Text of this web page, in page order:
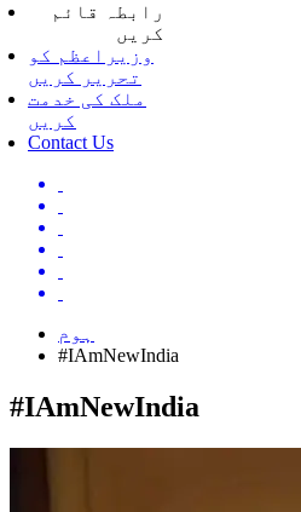
رابطہ قائم
کریں
وزیراعظم کو
تحریر کریں
ملک کی خدمت
کریں
Contact Us
ہوم
#IAmNewIndia
#IAmNewIndia